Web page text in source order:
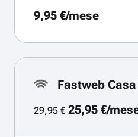
9,95 €/mese
Fastweb
29,95 €25,95 €/